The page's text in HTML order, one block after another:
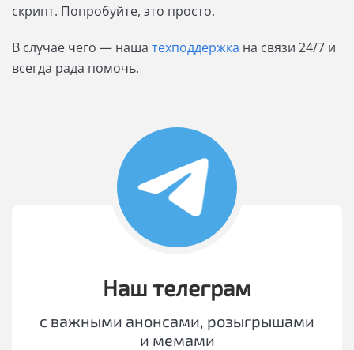
скрипт. Попробуйте, это просто.
В случае чего — наша техподдержка на связи 24/7 и
всегда рада помочь.
Наш телеграм
с важными анонсами, розыгрышами
и мемами